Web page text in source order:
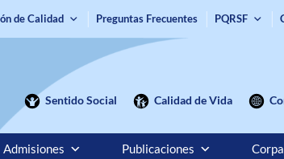
de Calidad Preguntas Frecuentes PQRSF
Sentido Social Calidad de Vida
Admisiones Publicaciones